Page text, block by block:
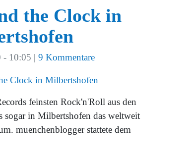
the Clock in
- 10:05 | 9 Kommentare
feinsten Rock'n'Roll aus den
sogar in Milbertshofen das weltweit
muenchenblogger stattete dem